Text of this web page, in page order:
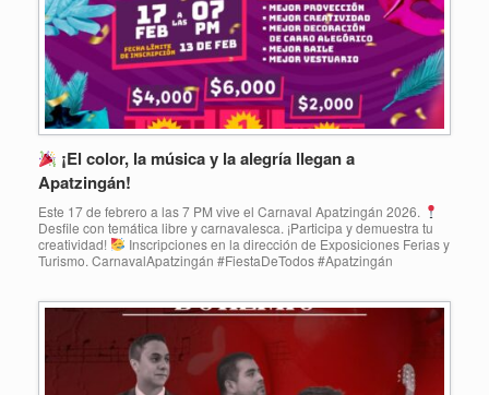
¡El color, la música y la alegría llegan a
Apatzingán!
Este 17 de febrero a las 7 PM vive el Carnaval Apatzingán 2026.
Desfile con temática libre y carnavalesca. ¡Participa y demuestra tu
creatividad!
Inscripciones en la dirección de Exposiciones Ferias y
Turismo. CarnavalApatzingán #FiestaDeTodos #Apatzingán